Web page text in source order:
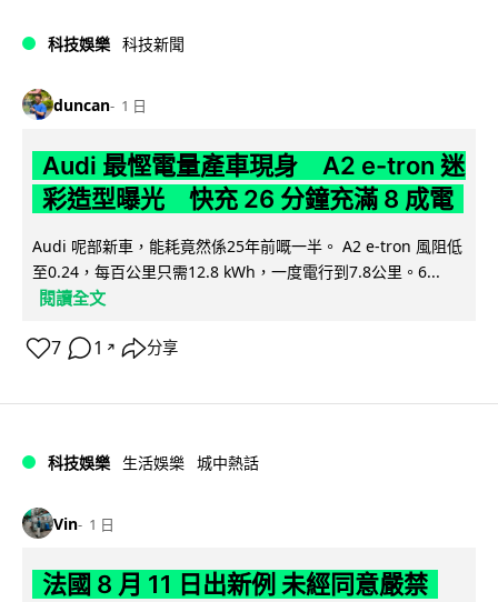
科技娛樂 科技新聞
duncan 1 日
Audi 最慳電量產車現身 A2 e-tron 迷
彩造型曝光 快充 26 分鐘充滿 8 成電
Audi 呢部新車，能耗竟然係25年前嘅一半。 A2 e-tron 風阻低
至0.24，每百公里只需12.8 kWh，一度電行到7.8公里。6...
閱讀全文
7 1 ↗ 分享
科技娛樂 生活娛樂 城中熱話
Vin 1 日
法國 8 月 11 日出新例 未經同意嚴禁